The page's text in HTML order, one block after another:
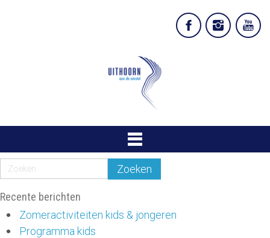
Recente berichten
Zomeractiviteiten kids & jongeren
Programma kids